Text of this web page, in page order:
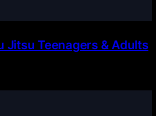
Jitsu Teenagers & Adults